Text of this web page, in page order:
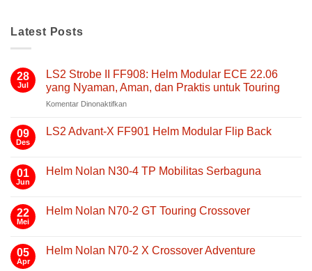
Latest Posts
28
Jul
LS2 Strobe II FF908: Helm Modular ECE 22.06
yang Nyaman, Aman, dan Praktis untuk Touring
Komentar Dinonaktifkanpada
Strobe
Modular
yang
dan
Praktis
09
Des
LS2 Advant-X FF901 Helm Modular Flip Back
pada
FF901
Helm
Back
01
Jun
Helm Nolan N30-4 TP Mobilitas Serbaguna
pada
4
TP
22
Mei
Helm Nolan N70-2 GT Touring Crossover
pada
05
Apr
Helm Nolan N70-2 X Crossover Adventure